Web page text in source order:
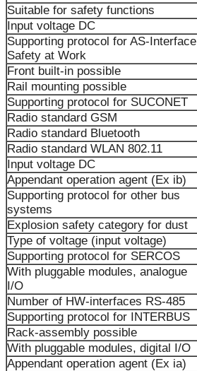
Suitable for safety functions
Input voltage DC
Supporting protocol for AS-Interface
Safety at Work
Front built-in possible
Rail mounting possible
Supporting protocol for SUCONET
Radio standard GSM
Radio standard Bluetooth
Radio standard WLAN 802.11
Input voltage DC
Appendant operation agent (Ex ib)
Supporting protocol for other bus
systems
Explosion safety category for dust
Type of voltage (input voltage)
Supporting protocol for SERCOS
With pluggable modules, analogue
I/O
Number of HW-interfaces RS-485
Supporting protocol for INTERBUS
Rack-assembly possible
With pluggable modules, digital I/O
Appendant operation agent (Ex ia)